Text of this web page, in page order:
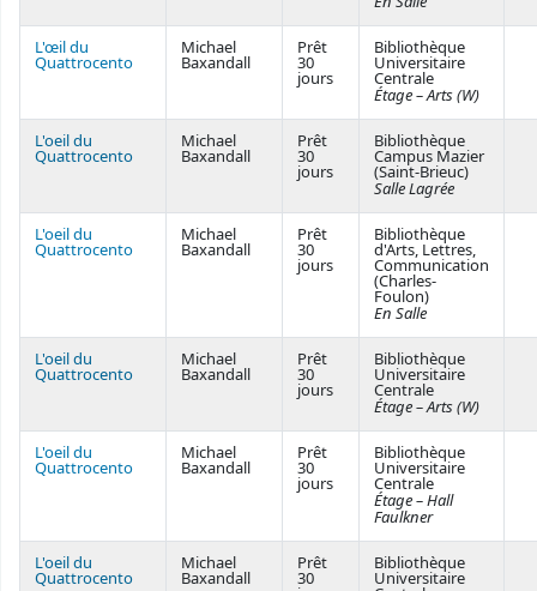
L'œil du
Quattrocento
Michael
Baxandall
Prêt
30
jours
Bibliothèque
Universitaire
Centrale
Étage – Arts (W)
L'oeil du
Quattrocento
Michael
Baxandall
Prêt
30
jours
Bibliothèque
Campus Mazier
(Saint-Brieuc)
Salle Lagrée
L'oeil du
Quattrocento
Michael
Baxandall
Prêt
30
jours
Bibliothèque
d'Arts, Lettres,
Communication
(Charles-
Foulon)
En Salle
L'oeil du
Quattrocento
Michael
Baxandall
Prêt
30
jours
Bibliothèque
Universitaire
Centrale
Étage – Arts (W)
L'oeil du
Quattrocento
Michael
Baxandall
Prêt
30
jours
Bibliothèque
Universitaire
Centrale
Étage – Hall
Faulkner
L'oeil du
Quattrocento
Michael
Baxandall
Prêt
30
Bibliothèque
Universitaire